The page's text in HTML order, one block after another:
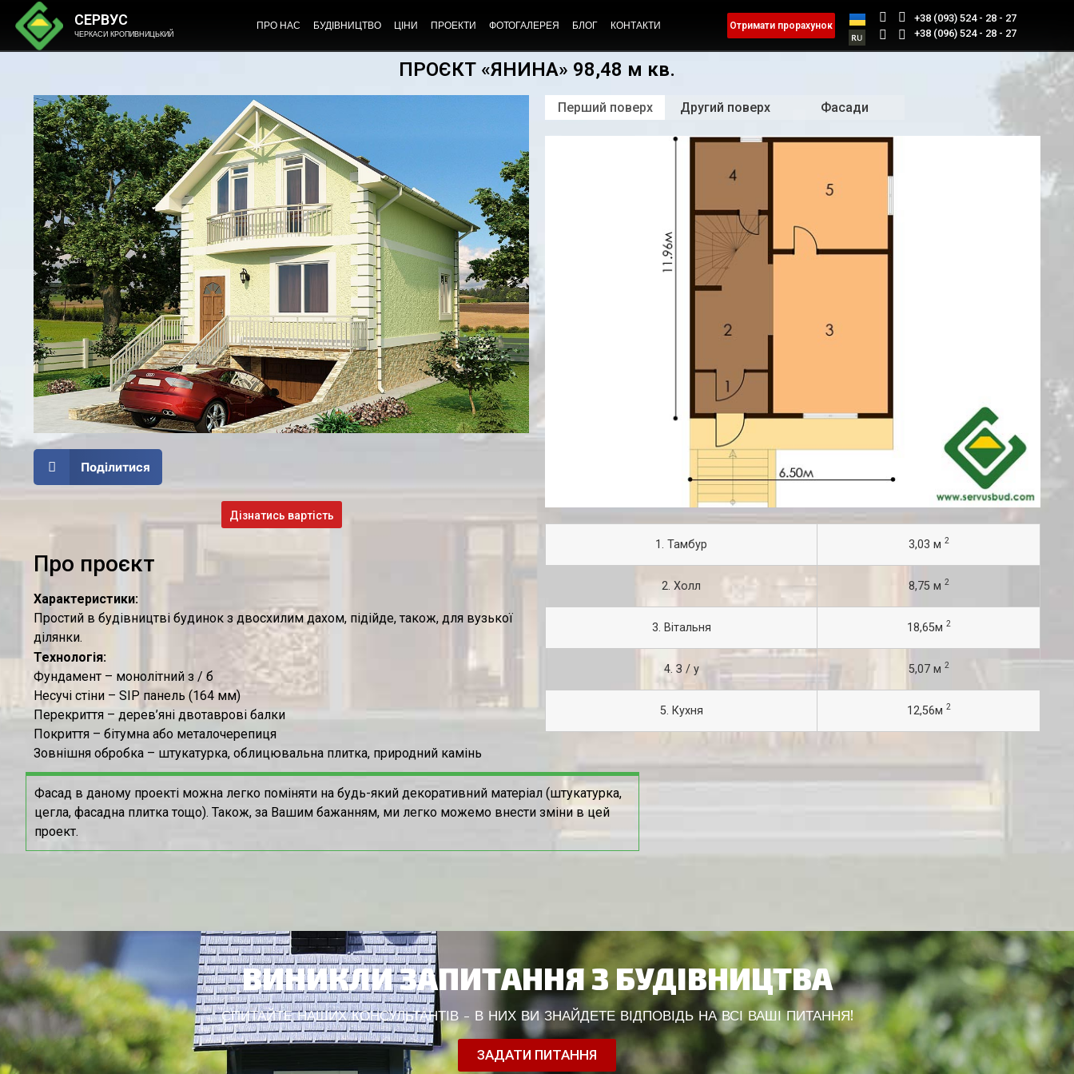
СЕРВУС
ЧЕРКАСИ КРОПИВНИЦЬКИЙ
ПРО НАС БУДІВНИЦТВО ЦІНИ ПРОЕКТИ ФОТОГАЛЕРЕЯ БЛОГ КОНТАКТИ Отримати прорахунок
+38 (093) 524 - 28 - 27
+38 (096) 524 - 28 - 27
ПРОЄКТ «ЯНИНА» 98,48 м кв.
Поділитися
Дізнатись вартість
Про проєкт
Характеристики:
Простий в будівництві будинок з двосхилим дахом, підійде, також, для вузької
ділянки.
Технологія:
Фундамент – монолітний з / б
Несучі стіни – SIP панель (164 мм)
Перекриття – дерев’яні двотаврові балки
Покриття – бітумна або металочерепиця
Зовнішня обробка – штукатурка, облицювальна плитка, природний камінь
Перший поверх Другий поверх Фасади
1. Тамбур 3,03 м 2
2. Холл 8,75 м 2
3. Вітальня 18,65м 2
4. З / у 5,07 м 2
5. Кухня 12,56м 2
Фасад в даному проекті можна легко поміняти на будь-який декоративний матеріал (штукатурка,
цегла, фасадна плитка тощо). Також, за Вашим бажанням, ми легко можемо внести зміни в цей
проект.
ВИНИКЛИ ЗАПИТАННЯ З БУДІВНИЦТВА
СПИТАЙТЕ НАШИХ КОНСУЛЬТАНТІВ - В НИХ ВИ ЗНАЙДЕТЕ ВІДПОВІДЬ НА ВСІ ВАШІ ПИТАННЯ!
ЗАДАТИ ПИТАННЯ